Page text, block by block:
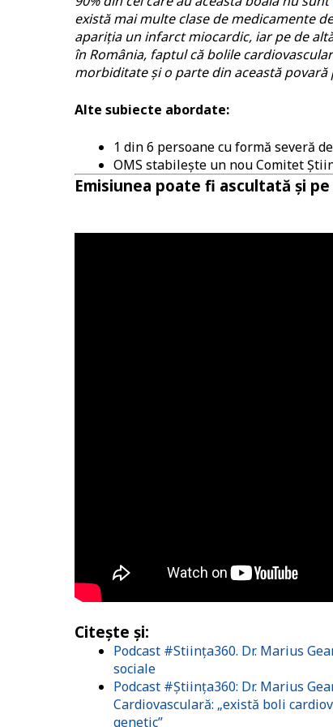
există mai multe clase de medicamente
apariția un infarct miocardic, iar pe de
în România, faptul că bolile
morbiditate și o parte din această
Alte subiecte abordate:
1 din 6 persoane cu formă severă
OMS stabilește un nou Comitet
Emisiunea poate fi ascultată și
Citește și:
Podcast #Stiința360. Dr. Marius
sociale
Podcast #Știința360: Dr. Marius
Cardiovasculară: „există boli
genetic”